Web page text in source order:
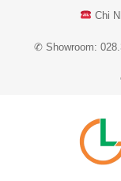
Chi
✆ Showroom: